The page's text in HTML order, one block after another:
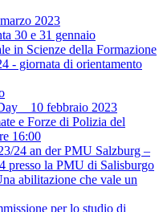
2023
30 e 31 gennaio
in Scienze della Formazione
- giornata di orientamento
_ 10 febbraio 2023
e Forze di Polizia del
16:00
24 an der PMU Salzburg –
presso la PMU di Salisburgo
abilitazione che vale un
per lo studio di